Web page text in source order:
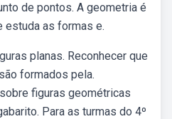
de pontos. A geometria é
estuda as formas e.
planas. Reconhecer que
formados pela.
figuras geométricas
Para as turmas do 4º